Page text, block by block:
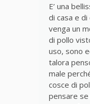
E’ una
di casa e
venga un
di pollo
uso, sono
talora
male
cosce di
pensare